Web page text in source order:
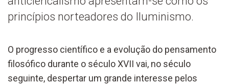
princípios norteadores do Iluminismo.
O progresso científico e a evolução do pensamento
filosófico durante o século XVII vai, no século
seguinte, despertar um grande interesse pelos